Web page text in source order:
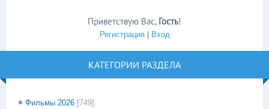
Приветствую Вас, Гость!
Регистрация| Вход
КАТЕГОРИИ РАЗДЕЛА
Фильмы 2026 [749]